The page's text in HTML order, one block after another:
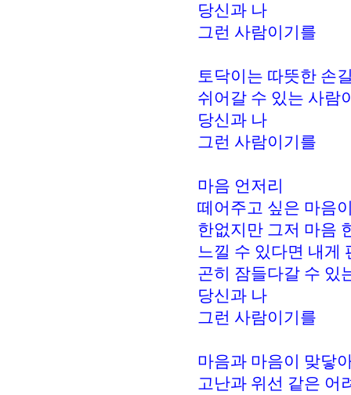
당신과 나
그런 사람이기를
토닥이는 따뜻한 손
쉬어갈 수 있는 사람
당신과 나
그런 사람이기를
마음 언저리
떼어주고 싶은 마음
한없지만 그저 마음
느낄 수 있다면 내게
곤히 잠들다갈 수 있
당신과 나
그런 사람이기를
마음과 마음이 맞닿
고난과 위선 같은 어